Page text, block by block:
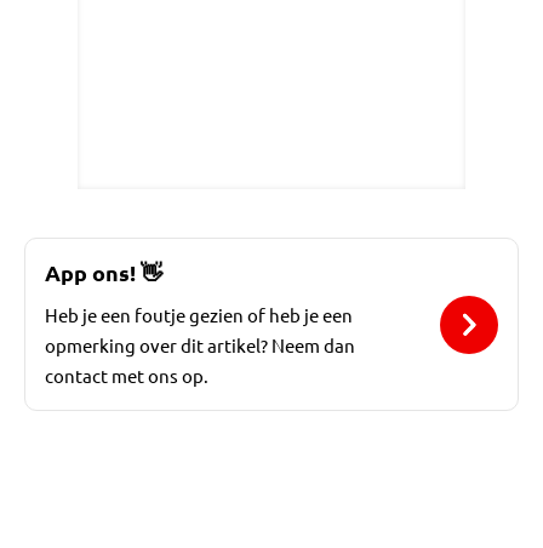
App ons!👋
Heb je een foutje gezien of heb je een
opmerking over dit artikel? Neem dan
contact met ons op.